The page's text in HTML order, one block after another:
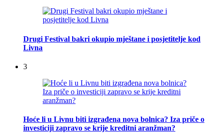
Drugi Festival bakri okupio mještane i posjetitelje kod
Livna
3
Hoće li u Livnu biti izgrađena nova bolnica? Iza priče o
investiciji zapravo se krije kreditni aranžman?